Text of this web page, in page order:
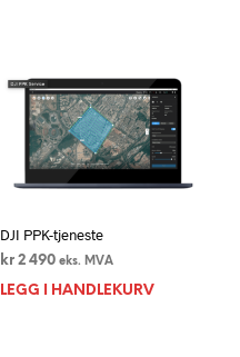
DJI PPK-tjeneste
kr2 490 eks. MVA
LEGG I HANDLEKURV